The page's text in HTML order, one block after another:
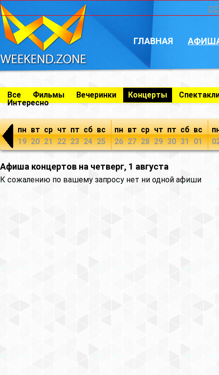
ГЛАВНАЯ
Все Фильмы Вечеринки Концерты
Интересно
пн
19
вт
20
ср
21
чт
22
пт
23
сб
24
вс
25
пн
26
вт
27
ср
28
чт
29
пт
30
сб
31
вс
01
Афиша концертов на четверг, 1 августа
К сожалению по вашему запросу нет ни одной афиши